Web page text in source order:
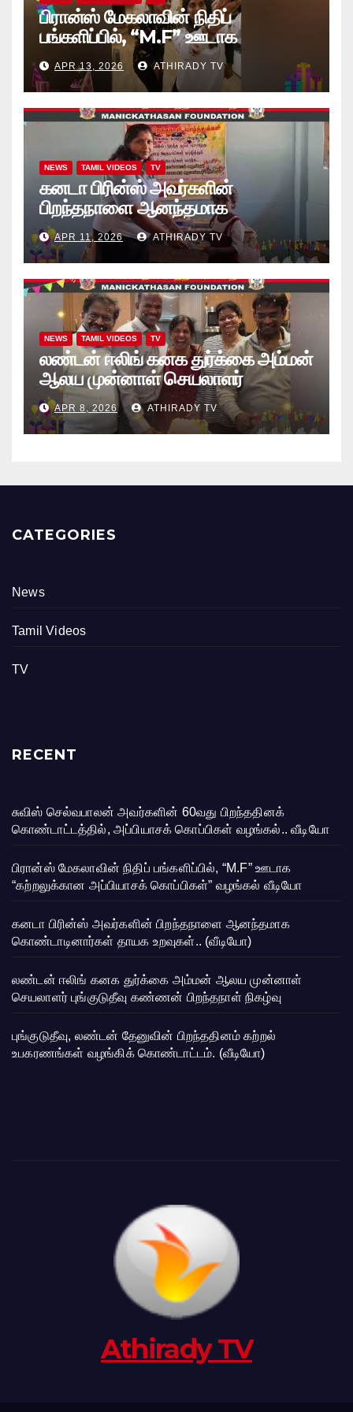
பிரான்ஸ் மேகலாவின் நிதிப்
பங்களிப்பில், “M.F” ஊடாக
“கற்றலுக்கான அப்பியாசக்
கொப்பிகள்” வழங்கல் வீடியோ
APR 13, 2026 ATHIRADY TV
NEWS TAMIL VIDEOS TV
கனடா பிரின்ஸ் அவர்களின்
பிறந்தநாளை ஆனந்தமாக
கொண்டாடினார்கள் தாயக உறவுகள்..
(வீடியோ)
APR 11, 2026 ATHIRADY TV
NEWS TAMIL VIDEOS TV
லண்டன் ஈலிங் கனக துர்க்கை அம்மன்
ஆலய முன்னாள் செயலாளர்
புங்குடுதீவு கண்ணன் பிறந்தநாள்
நிகழ்வு
APR 8, 2026 ATHIRADY TV
CATEGORIES
News
Tamil Videos
TV
RECENT
சுவிஸ் செல்வபாலன் அவர்களின் 60வது பிறந்ததினக்
கொண்டாட்டத்தில், அப்பியாசக் கொப்பிகள் வழங்கல்.. வீடியோ
பிரான்ஸ் மேகலாவின் நிதிப் பங்களிப்பில், “M.F” ஊடாக
“கற்றலுக்கான அப்பியாசக் கொப்பிகள்” வழங்கல் வீடியோ
கனடா பிரின்ஸ் அவர்களின் பிறந்தநாளை ஆனந்தமாக
கொண்டாடினார்கள் தாயக உறவுகள்.. (வீடியோ)
லண்டன் ஈலிங் கனக துர்க்கை அம்மன் ஆலய முன்னாள்
செயலாளர் புங்குடுதீவு கண்ணன் பிறந்தநாள் நிகழ்வு
புங்குடுதீவு, லண்டன் தேனுவின் பிறந்ததினம் கற்றல்
உபகரணங்கள் வழங்கிக் கொண்டாட்டம். (வீடியோ)
Athirady TV